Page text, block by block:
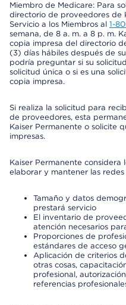
Miembro de Medicare: Para
directorio de proveedores de
Servicio a los Miembros al 1-
semana, de 8 a. m. a 8 p. m.
copia impresa del directorio
(3) días hábiles después de
podría preguntar si su
solicitud única o si es una
copia impresa.
Si realiza la solicitud para
de proveedores, esta
Kaiser Permanente o solicite
impresas.
Kaiser Permanente considera
elaborar y mantener las
Tamaño y datos
prestará servicio
El inventario de
atención necesarios
Proporciones de
estándares de acceso
Aplicación de criterios
otras cosas,
profesional,
referencias